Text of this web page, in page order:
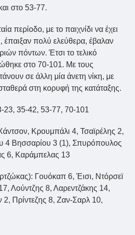
στο 53-77.
περίοδο, με το παιχνίδι να έχει
έπαιξαν πολύ ελεύθερα, έβαλαν
πόντων. Έτσι το τελικό
στο 70-101. Με τους
σε άλλη μία άνετη νίκη, με
στη κορυφή της κατάταξης.
23, 35-42, 53-77, 70-101
Κρουμπάλι 4, Τσαϊρέλης 2,
4 Βησσαρίου 3 (1), Σπυρόπουλος
6, Καράμπελας 13
Γουόκαπ 6, Έισι, Ντόρσεϊ
Λούντζης 8, Λαρεντζάκης 14,
2, Πρίντεζης 8, Ζαν-Σαρλ 10,